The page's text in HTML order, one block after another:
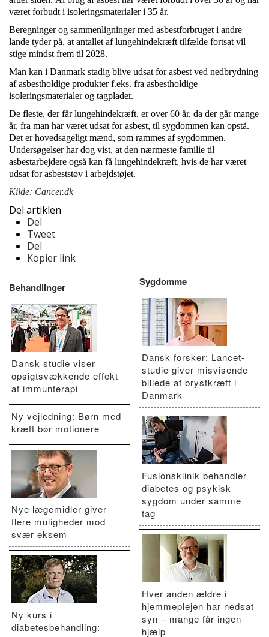
været forbudt i isoleringsmaterialer i 35 år.
Beregninger og sammenligninger med asbestforbruget i andre
lande tyder på, at antallet af lungehindekræft tilfælde fortsat vil
stige mindst frem til 2028.
Man kan i Danmark stadig blive udsat forasbest ved nedbrydning
af asbestholdige produkter f.eks. fra asbestholdige
isoleringsmaterialer og tagplader.
De fleste, der får lungehindekræft, er over 60 år, da der går mange
år, fra man har været udsat forasbest, til sygdommen kan opstå.
Det er hovedsageligt mænd, som rammes af sygdommen.
Undersøgelser har dog vist, at den nærmeste familie til
asbestarbejdere også kan få lungehindekræft, hvis de har været
udsat for asbeststøv i arbejdstøjet.
Kilde: Cancer.dk
Del artiklen
Del
Tweet
Del
Kopier link
Behandlinger
Dansk studie viser
opsigtsvækkende effekt
af immunterapi
Ny vejledning: Børn med
kræft bør motionere
Nye lægemidler giver
flere muligheder mod
svær eksem
Ny kurs i
diabetesbehandling:
Sygdomme
Dansk forsker: Lancet-
studie giver misvisende
billede af brystkræft i
Danmark
Fusionsklinik behandler
diabetes og psykisk
sygdom under samme
tag
Hver anden ældre i
hjemmeplejen har nedsat
syn – mange får ingen
hjælp